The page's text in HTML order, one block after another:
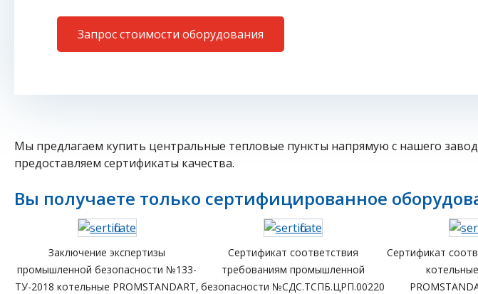
Запрос стоимости оборудования
Мы предлагаем купить центральные тепловые пункты напрямую с нашего
предоставляем сертификаты качества.
Вы получаете только сертифицированное
Заключение экспертизы
промышленной безопасности №133-
ТУ-2018 котельные PROMSTANDART,
Сертификат соответствия
требованиям промышленной
безопасности №СДС.ТСПБ.ЦРП.00220
Сертификат